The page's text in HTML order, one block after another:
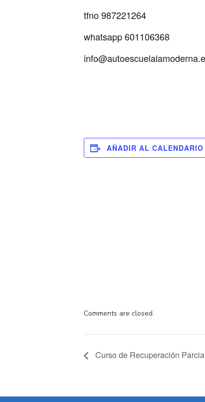
tfno 987221264
whatsapp 601106368
AÑADIR AL CALENDARIO
Comments are closed.
Curso de Recuperación